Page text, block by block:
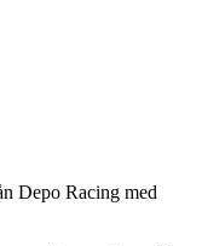
Depo Racing med